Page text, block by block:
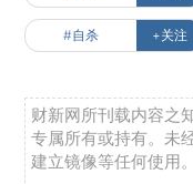
#自杀 +关注
财新网所刊载内容之
专属所有或持有。未
建立镜像等任何使用。